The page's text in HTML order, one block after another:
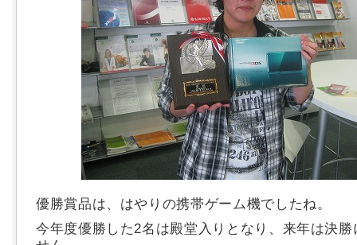
優勝賞品は、はやりの携帯ゲーム機でしたね。
今年度優勝した2名は殿堂入りとなり、来年は決